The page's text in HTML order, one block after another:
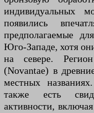
индивидуальных
появились
предполагаемые
Юго-Западе, хотя
на севере.
(Novantae) в
местных
также есть
активности,